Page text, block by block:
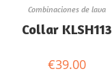
Combinaciones de lava
Collar KLSH113
€39.00